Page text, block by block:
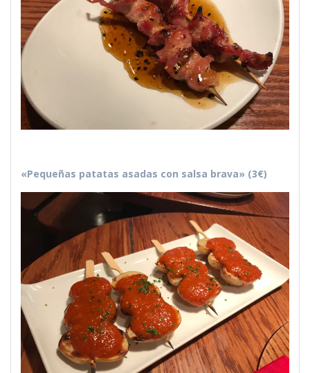
«Pequeñas patatas asadas con salsa brava» (3€)